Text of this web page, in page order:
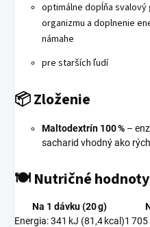
optimálne dopĺňa
organizmu a doplnenie
námahe
pre starších ľudí
📦 Zloženie
Maltodextrín 100 % –
sacharid vhodný ako
🍽Nutričné hodnoty
Na 1 dávku (20 g)
Energia: 341 kJ (81,4 kcal)1